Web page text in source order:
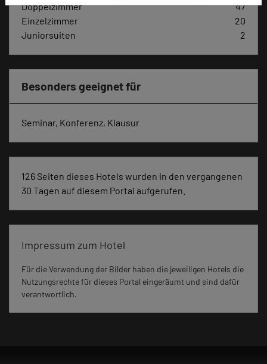
Doppelzimmer
47
Einzelzimmer
20
Juniorsuiten
2
Besonders geeignet für
Seminar, Konferenz, Klausur
126 Seiten dieses Hotels wurden in den vergangenen
30 Tagen auf diesem Portal aufgerufen.
Impressum zum Hotel
Für die Verwendung der Bilder haben die jeweiligen Hotels die
Nutzungsrechte für dieses Portal eingeräumt und sind dafür
verantwortlich.